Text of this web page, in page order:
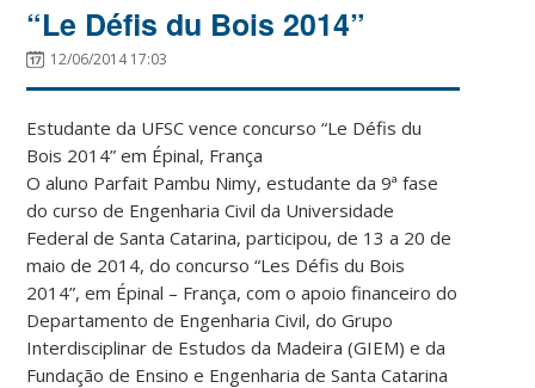
“Le Défis du Bois 2014”
12/06/2014 17:03
Estudante da UFSC vence concurso “Le Défis du
Bois 2014” em Épinal, França
O aluno Parfait Pambu Nimy, estudante da 9ª fase
do curso de Engenharia Civil da Universidade
Federal de Santa Catarina, participou, de 13 a 20 de
maio de 2014, do concurso “Les Défis du Bois
2014”, em Épinal – França, com o apoio financeiro do
Departamento de Engenharia Civil, do Grupo
Interdisciplinar de Estudos da Madeira (GIEM) e da
Fundação de Ensino e Engenharia de Santa Catarina